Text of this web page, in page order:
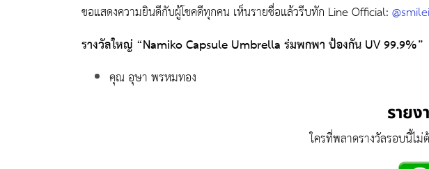
ขอแสดงความยินดีกับผู้โชคดีทุกคน เห็นรายชื่อแล้วรีบทัก Line Official:
รางวัลใหญ่ “Namiko Capsule Umbrella ร่มพกพา ป้องกัน UV 99.9%”
คุณ อุษา พรหมทอง
รายง
ใครที่พลาดรางวัลรอบนี้ไ